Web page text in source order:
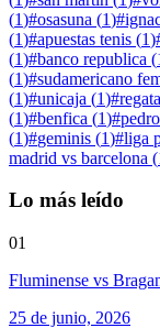
(1)#osasuna (1)#
(1)#apuestas tenis (1)
(1)#banco republica (
(1)#sudamericano
(1)#unicaja (1)#
(1)#benfica (1)#
(1)#geminis (1)#liga
madrid vs barcelona (
Lo más leído
01
Fluminense vs
25 de junio, 2026